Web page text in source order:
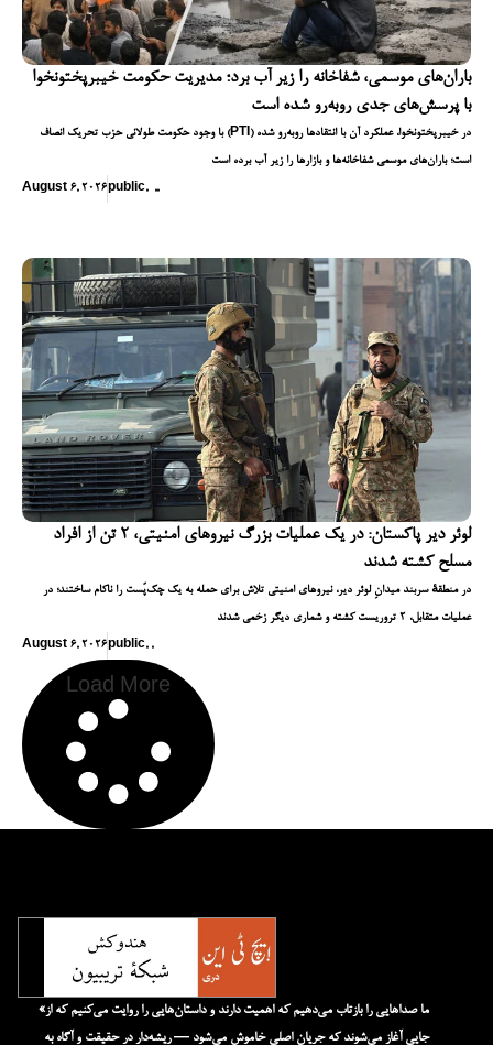
باران‌های موسمی، شفاخانه را زیر آب برد؛ مدیریت حکومت خیبرپختونخوا
با پرسش‌های جدی روبه‌رو شده است
با وجود حکومت طولانی حزب تحریک انصاف (PTI) در خیبرپختونخوا، عملکرد آن با انتقادها روبه‌رو شده
است؛ باران‌های موسمی شفاخانه‌ها و بازارها را زیر آب برده است
August 6, 2026 public, ,,
لوئر دیر پاکستان: در یک عملیات بزرگ نیروهای امنیتی، ۲ تن از افراد
مسلح کشته شدند
در منطقهٔ سربند میدانِ لوئر دیر، نیروهای امنیتی تلاش برای حمله به یک چک‌پُست را ناکام ساختند؛ در
عملیات متقابل، ۲ تروریست کشته و شماری دیگر زخمی شدند
August 6, 2026 public, ,
Load More
«ما صداهایی را بازتاب می‌دهیم که اهمیت دارند و داستان‌هایی را روایت می‌کنیم که از
جایی آغاز می‌شوند که جریان اصلی خاموش می‌شود — ریشه‌دار در حقیقت و آگاه به